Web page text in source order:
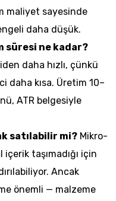
maliyet sayesinde
daha düşük.
süresi ne kadar?
daha hızlı, çünkü
daha kısa. Üretim 10–
ATR belgesiyle
satılabilir mi? Mikro-
taşımadığı için
Ancak
önemli — malzeme